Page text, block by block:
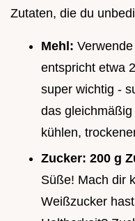
Zutaten, die du
Mehl: Verwende
entspricht etwa
super wichtig -
das
kühlen,
Zucker: 200 g
Süße! Mach dir
Weißzucker